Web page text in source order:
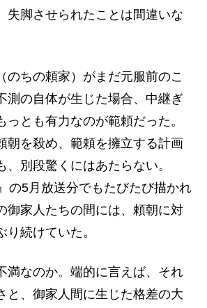
失脚させられたことは間違いな
ちの頼家）がまだ元服前のこ
測の自体が生じた場合、中継ぎ
っとも有力なのが範頼だった。
朝を殺め、範頼を擁立する計画
、別段驚くにはあたらない。
の5月放送分でもたびたび描かれ
御家人たちの間には、頼朝に対
続けていた。
なのか。端的に言えば、それ
と、御家人間に生じた格差の大